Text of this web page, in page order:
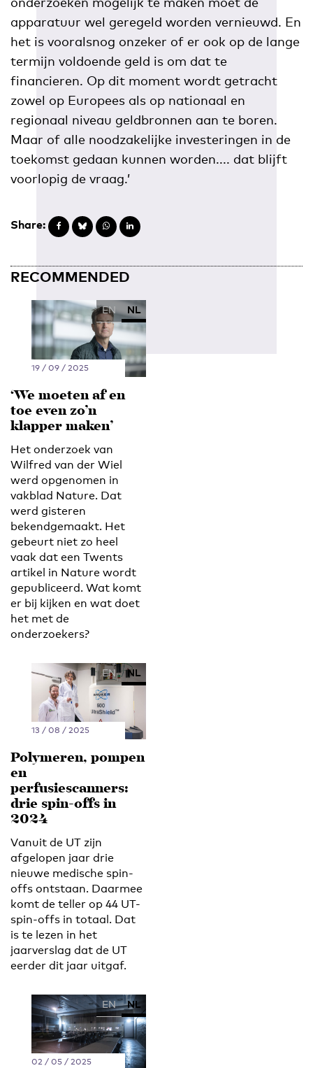
apparatuur wel geregeld worden vernieuwd. En
het is vooralsnog onzeker of er ook op de lange
termijn voldoende geld is om dat te
financieren. Op dit moment wordt getracht
zowel op Europees als op nationaal en
regionaal niveau geldbronnen aan te boren.
Maar of alle noodzakelijke investeringen in de
toekomst gedaan kunnen worden.... dat blijft
voorlopig de vraag.’
Share:
RECOMMENDED
EN NL
19 / 09 / 2025
‘We moeten af en
toe even zo’n
klapper maken’
Het onderzoek van
Wilfred van der Wiel
werd opgenomen in
vakblad Nature. Dat
werd gisteren
bekendgemaakt. Het
gebeurt niet zo heel
vaak dat een Twents
artikel in Nature wordt
gepubliceerd. Wat komt
er bij kijken en wat doet
het met de
onderzoekers?
EN NL
13 / 08 / 2025
Polymeren, pompen
en
perfusiescanners:
drie spin-offs in
2024
Vanuit de UT zijn
afgelopen jaar drie
nieuwe medische spin-
offs ontstaan. Daarmee
komt de teller op 44 UT-
spin-offs in totaal. Dat
is te lezen in het
jaarverslag dat de UT
eerder dit jaar uitgaf.
EN NL
02 / 05 / 2025